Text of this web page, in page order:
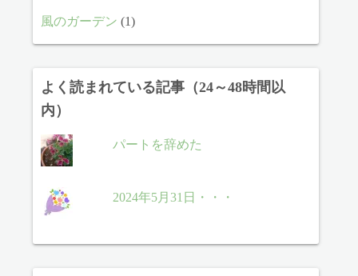
風のガーデン (1)
よく読まれている記事（24～48時間以
内）
パートを辞めた
2024年5月31日・・・